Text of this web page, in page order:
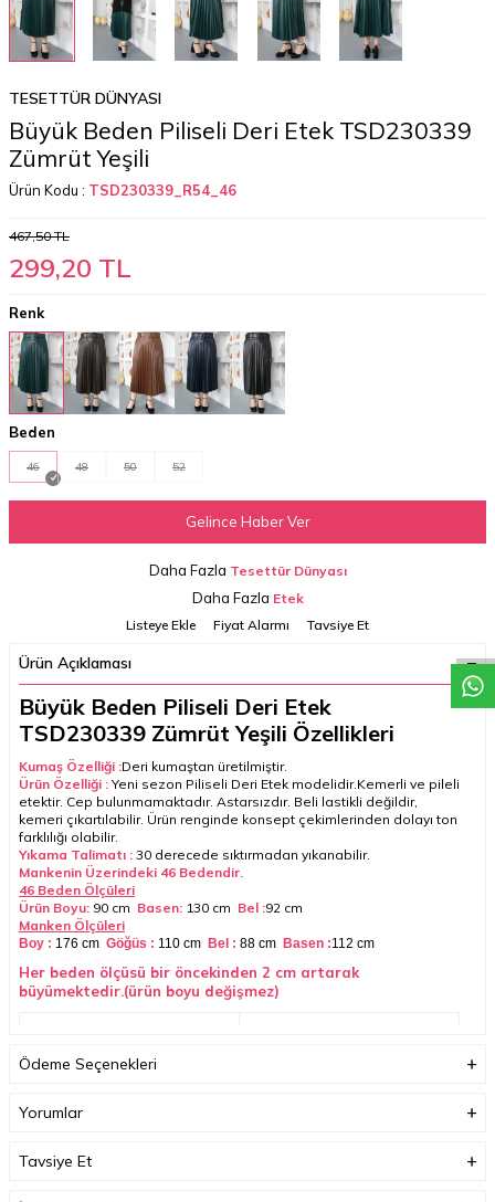
TESETTÜR DÜNYASI
Büyük Beden Piliseli Deri Etek TSD230339
Zümrüt Yeşili
Ürün Kodu : TSD230339_R54_46
467,50TL
299,20 TL
Renk
Beden
46 48 50 52
Gelince Haber Ver
Daha Fazla Tesettür Dünyası
Daha Fazla Etek
Listeye Ekle
Fiyat Alarmı Tavsiye Et
Ürün Açıklaması
Büyük Beden Piliseli Deri Etek
TSD230339 Zümrüt Yeşili Özellikleri
Kumaş Özelliği :Deri kumaştan üretilmiştir.
Ürün Özelliği : Yeni sezon Piliseli Deri Etek modelidir.Kemerli ve pileli
etektir. Cep bulunmamaktadır. Astarsızdır. Beli lastikli değildir,
kemeri çıkartılabilir. Ürün renginde konsept çekimlerinden dolayı ton
farklılığı olabilir.
Yıkama Talimatı : 30 derecede sıktırmadan yıkanabilir.
Mankenin Üzerindeki 46 Bedendir.
46 Beden Ölçüleri
Ürün Boyu: 90 cm Basen: 130 cm Bel :92 cm
Manken Ölçüleri
Boy : 176 cm Göğüs : 110 cm Bel : 88 cm Basen :112 cm
Her beden ölçüsü bir öncekinden 2 cm artarak
büyümektedir.(ürün boyu değişmez)
Ağırlık (Kg)
Garanti Bilgisi
Ödeme Seçenekleri
Yorumlar
Tavsiye Et